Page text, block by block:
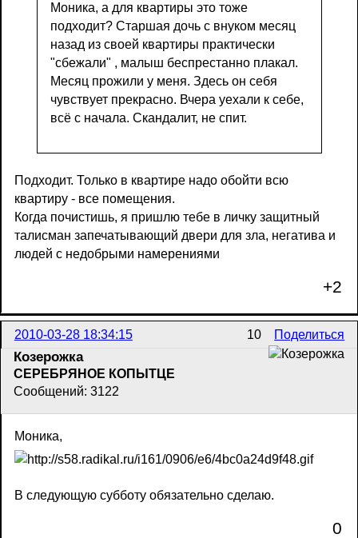
Моника, а для квартиры это тоже
подходит? Старшая дочь с внуком месяц
назад из своей квартиры практически
"сбежали" , малыш беспрестанно плакал.
Месяц прожили у меня. Здесь он себя
чувствует прекрасно. Вчера уехали к себе,
всё с начала. Скандалит, не спит.
Подходит. Только в квартире надо обойти всю
квартиру - все помещения.
Когда почистишь, я пришлю тебе в личку защитный
талисман запечатывающий двери для зла, негатива и
людей с недобрыми намерениями
+2
Поделиться
10
2010-03-28 18:34:15
Козерожка
СЕРЕБРЯНОЕ КОПЫТЦЕ
Сообщений: 3122
Моника,
В следующую субботу обязательно сделаю.
0